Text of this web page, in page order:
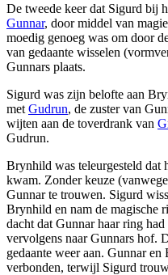
De tweede keer dat Sigurd bij
Gunnar, door middel van
moedig genoeg was om door
van gedaante wisselen
Gunnars plaats.
Sigurd was zijn belofte aan
met Gudrun, de zuster van
wijten aan de toverdrank van
Gudrun.
Brynhild was teleurgesteld dat
kwam. Zonder keuze
Gunnar te trouwen. Sigurd
Brynhild en nam de magische
dacht dat Gunnar haar ring
vervolgens naar Gunnars hof.
gedaante weer aan. Gunnar
verbonden, terwijl Sigurd